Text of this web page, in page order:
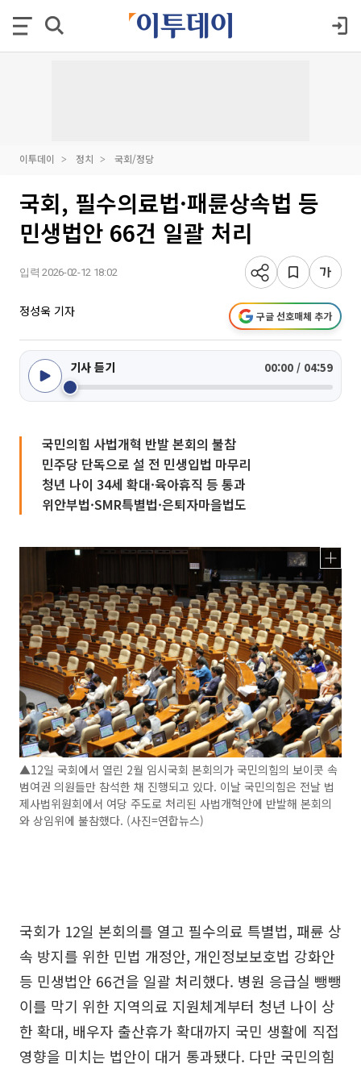
이투데이 정치 국회/정당
국회, 필수의료법·패륜상속법 등
민생법안 66건 일괄 처리
입력 2026-02-12 18:02
정성욱 기자 구글 선호매체 추가
기사 듣기 00:00 / 04:59
국민의힘 사법개혁 반발 본회의 불참
민주당 단독으로 설 전 민생입법 마무리
청년 나이 34세 확대·육아휴직 등 통과
위안부법·SMR특별법·은퇴자마을법도
▲12일 국회에서 열린 2월 임시국회 본회의가 국민의힘의 보이콧 속
범여권 의원들만 참석한 채 진행되고 있다. 이날 국민의힘은 전날 법
제사법위원회에서 여당 주도로 처리된 사법개혁안에 반발해 본회의
와 상임위에 불참했다. (사진=연합뉴스)
국회가 12일 본회의를 열고 필수의료 특별법, 패륜 상
속 방지를 위한 민법 개정안, 개인정보보호법 강화안
등 민생법안 66건을 일괄 처리했다. 병원 응급실 뺑뺑
이를 막기 위한 지역의료 지원체계부터 청년 나이 상
한 확대, 배우자 출산휴가 확대까지 국민 생활에 직접
영향을 미치는 법안이 대거 통과됐다. 다만 국민의힘